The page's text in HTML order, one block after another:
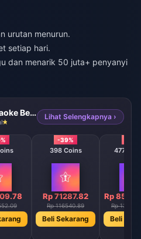
urutan menurun.
setiap hari.
dan menarik 50 juta+ penyanyi
StarMaker: Koin Karaoke Bernyanyi Lihat Selengkapnya ›
-39%
398 Coins
Rp 71287.82
Rp 116540.89
Beli Sekarang
47746
Rp
Rp
Beli